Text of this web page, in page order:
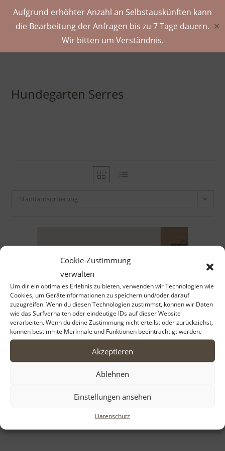
Aufgrund erhöhter Anzahl an Selbstauskünften kann
die Bearbeitung der Anfragen bis zu 7 Tage dauern.
Wir bitten um Verständnis.
✕
Cookie-Zustimmung
verwalten
Um dir ein optimales Erlebnis zu bieten, verwenden wir Technologien wie
Cookies, um Geräteinformationen zu speichern und/oder darauf
zuzugreifen. Wenn du diesen Technologien zustimmst, können wir Daten
wie das Surfverhalten oder eindeutige IDs auf dieser Website
verarbeiten. Wenn du deine Zustimmung nicht erteilst oder zurückziehst,
können bestimmte Merkmale und Funktionen beeinträchtigt werden.
Akzeptieren
Ablehnen
Einstellungen ansehen
Datenschutz
Hundegarten Serres
Standardsortierung
Kalender
25,00€